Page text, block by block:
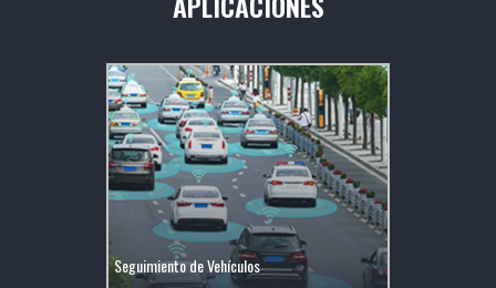
Seguimiento de Vehículos